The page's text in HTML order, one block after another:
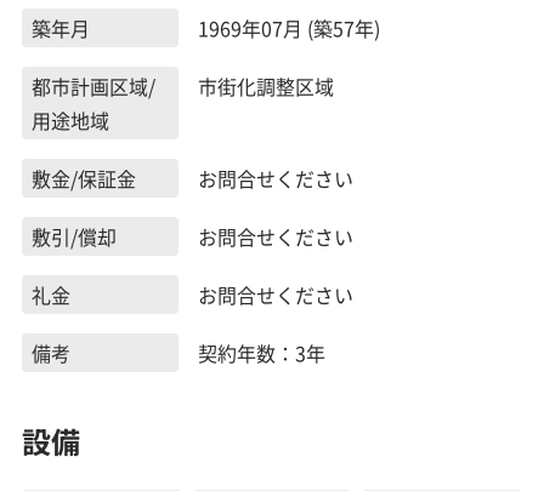
築年月
1969年07月 (築57年)
都市計画区域/
用途地域
市街化調整区域
敷金/保証金
お問合せください
敷引/償却
お問合せください
礼金
お問合せください
備考
契約年数：3年
設備